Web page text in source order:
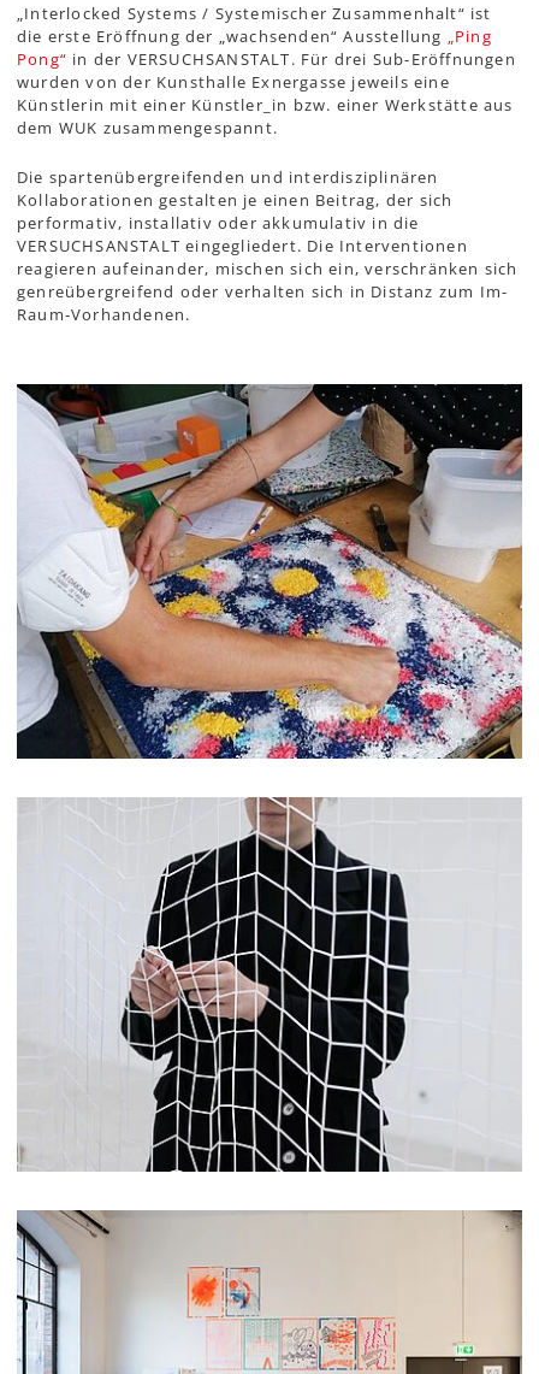
„Interlocked Systems / Systemischer Zusammenhalt“ ist
die erste Eröffnung der „wachsenden“ Ausstellung „Ping
Pong“ in der VERSUCHSANSTALT. Für drei Sub-Eröffnungen
wurden von der Kunsthalle Exnergasse jeweils eine
Künstlerin mit einer Künstler_in bzw. einer Werkstätte aus
dem WUK zusammengespannt.
Die spartenübergreifenden und interdisziplinären
Kollaborationen gestalten je einen Beitrag, der sich
performativ, installativ oder akkumulativ in die
VERSUCHSANSTALT eingegliedert. Die Interventionen
reagieren aufeinander, mischen sich ein, verschränken sich
genreübergreifend oder verhalten sich in Distanz zum Im-
Raum-Vorhandenen.